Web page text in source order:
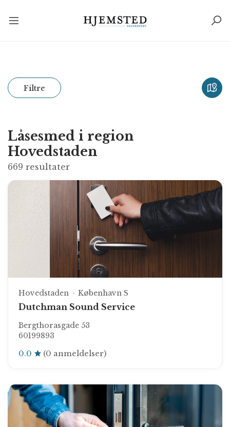
Filtre
Låsesmed i region
Hovedstaden
669 resultater
Hovedstaden København S
Dutchman Sound Service
Bergthorasgade 53
60199893
0.0 (0 anmeldelser)